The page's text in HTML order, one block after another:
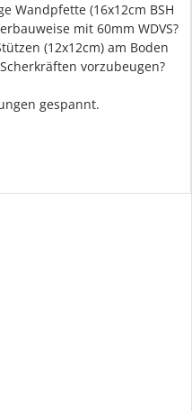
Wandpfette (16x12cm BSH
mit 60mm WDVS?
(12x12cm) am Boden
vorzubeugen?
gespannt.